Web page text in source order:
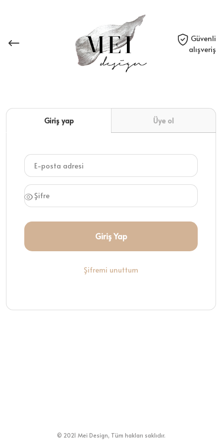
Güvenli
alışveriş
Giriş yap Üye ol
Giriş Yap
Şifremi unuttum
© 2021 Mei Design, Tüm hakları saklıdır.